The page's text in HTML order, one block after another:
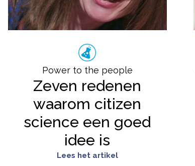
Power to the people
Zeven redenen
waarom citizen
science een goed
idee is
Lees het artikel